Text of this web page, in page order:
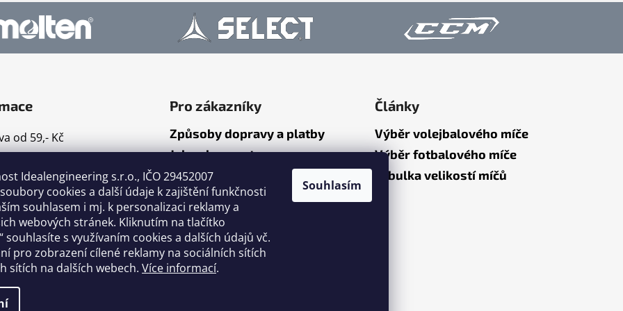
Idealengineering s.r.o., IČO 29452007
cookies a další údaje k zajištění funkčnosti
souhlasem i mj. k personalizaci reklamy a
webových stránek. Kliknutím na tlačítko
souhlasíte s využívaním cookies a dalších údajů vč.
pro zobrazení cílené reklamy na sociálních sítích
sítích na dalších webech. Více informací.
Souhlasím
od 59,- Kč
podmínky
řád
ochrany osobních
Pro zákazníky
Způsoby dopravy a platby
Jak nakupovat
Články
Výběr volejbalového míče
Výběr fotbalového míče
Tabulka velikostí míčů